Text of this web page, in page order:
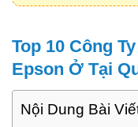
Top 10 Công
Epson Ở Tại
Nội Dung Bài